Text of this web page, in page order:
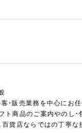
・販売業務を中心にお任
ト商品のご案内やのし・
百貨店ならではの丁寧